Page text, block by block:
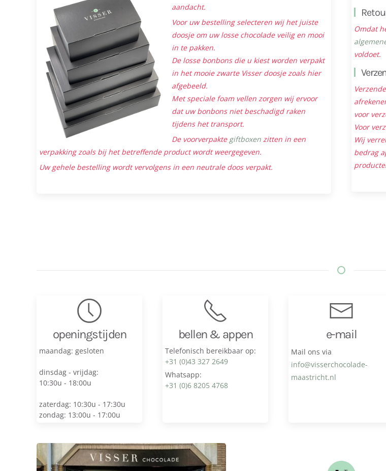
aandacht.
Voor uw bestelling selecteren wij het juiste
doosje om uw losse chocolade veilig en mooi
in te pakken.
De losse bonbons die u kiest worden verpakt
in het mooie zwarte Visser doosje zoals hier
afgebeeld.
Met speciale foam vellen zorgen wij ervoor
dat uw bonbons niet beschadigd raken
tijdens het transport.
De voorverpakte giftboxen zitten in een
verpakking zoals bij het betreffende product wordt weergegeven.
Uw gehele bestelling wordt vervolgens in een neutrale doos verpakt.
Omdat
voldoet.
voor
Voor
Wij
bedrag
openingstijden
maandag: gesloten
dinsdag - vrijdag:
10:30u - 18:00u
zaterdag: 10:30u - 17:30u
zondag: 13:00u - 17:00u
bellen & appen
Telefonisch bereikbaar op:
+31 (0)43 327 2649
Whatsapp:
+31 (0)6 8205 4768
e-mail
Mail ons via
info@visser­chocolade­
maastricht.nl